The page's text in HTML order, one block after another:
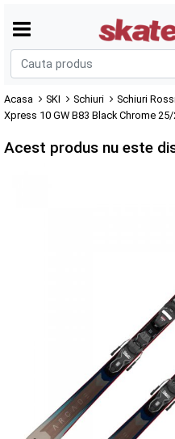
Acasa SKI Schiuri
Schiuri
Xpress 10 GW B83 Black Chrome
Acest produs nu este